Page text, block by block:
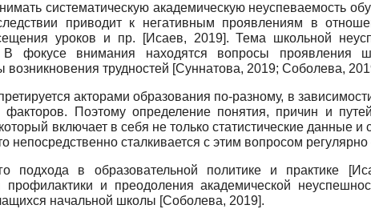
систематическую академическую неуспеваемость
приводит к негативным проявлениям в
уроков и пр.
[Исаев, 2019]. Тема школьной
В фокусе внимания находятся вопросы проявления
трудностей [Суннатова, 2019; Соболева,
акторами образования по-разному, в
Поэтому определение понятия, причин и
включает в себя не только статистические данные
непосредственно сталкивается с этим вопросом регулярно
подхода в образовательной политике и практике [
и преодоления академической
начальной школы [Соболева, 2019].